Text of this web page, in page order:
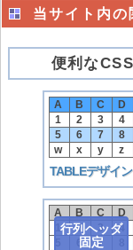
当サイト内の
便利な
A B C
D
1
2 3
4
5
6 7
8
w
x y z
TABLEデザイン
A B C
D
1
2 3
4
6 7
行列ヘッダ
固定